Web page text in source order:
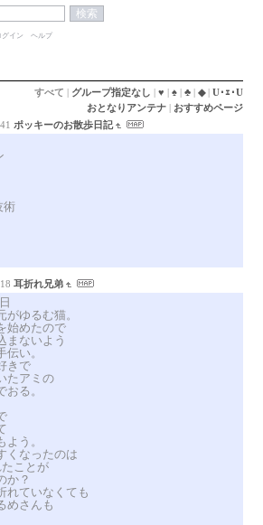
グイン ヘルプ
すべて | グループ指定なし | ♥ | ♠| ♣| ◆| U･ｪ･U
おとなりアンテナ| おすすめページ
ポッキーのお散歩日記
術
耳折れ兄弟
がゆるむ猫。
始めたので
まないよう
伝い。
きで
たアミの
おる。
よう。
くなったのは
ことが
か？
れていなくても
めさんも